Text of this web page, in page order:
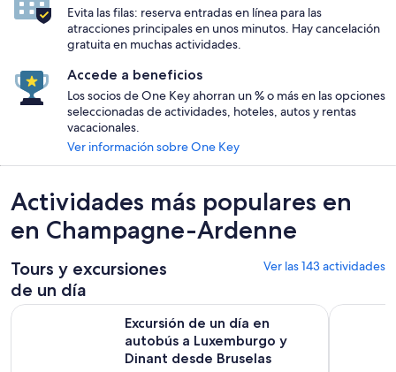
Evita las filas: reserva entradas en línea para las
atracciones principales en unos minutos. Hay cancelación
gratuita en muchas actividades.
Accede a beneficios
Los socios de One Key ahorran un % o más en las opciones
seleccionadas de actividades, hoteles, autos y rentas
vacacionales.
Ver información sobre One Key
Actividades más populares en
en Champagne-Ardenne
Tours y excursiones
de un día
Ver las 143 actividades
Excursión de un día en
autobús a Luxemburgo y
Dinant desde Bruselas
Excursión de un día en autobús a Luxemburgo y DinantExcursión